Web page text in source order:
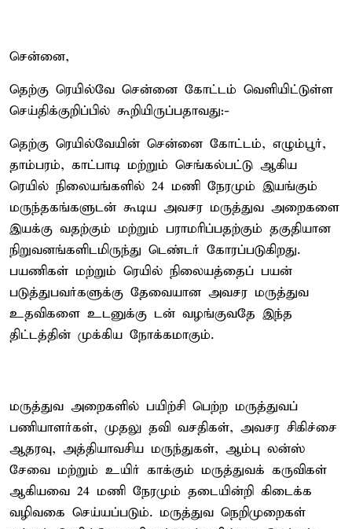
சென்னை,
தெற்கு ரெயில்வே சென்னை கோட்டம் வெளியிட்டுள்ள
செய்திக்குறிப்பில் கூறியிருப்பதாவது:-
தெற்கு ரெயில்வேயின் சென்னை கோட்டம், எழும்பூர்,
தாம்பரம், காட்பாடி மற்றும் செங்கல்பட்டு ஆகிய
ரெயில் நிலையங்களில் 24 மணி நேரமும் இயங்கும்
மருந்தகங்களுடன் கூடிய அவசர மருத்துவ அறைகளை
இயக்கு வதற்கும் மற்றும் பராமரிப்பதற்கும் தகுதியான
நிறுவனங்களிடமிருந்து டெண்டர் கோரப்படுகிறது.
பயணிகள் மற்றும் ரெயில் நிலையத்தைப் பயன்
படுத்துபவர்களுக்கு தேவையான அவசர மருத்துவ
உதவிகளை உடனுக்கு டன் வழங்குவதே இந்த
திட்டத்தின் முக்கிய நோக்கமாகும்.
மருத்துவ அறைகளில் பயிற்சி பெற்ற மருத்துவப்
பணியாளர்கள், முதலு தவி வசதிகள், அவசர சிகிச்சை
ஆதரவு, அத்தியாவசிய மருந்துகள், ஆம்பு லன்ஸ்
சேவை மற்றும் உயிர் காக்கும் மருத்துவக் கருவிகள்
ஆகியவை 24 மணி நேரமும் தடையின்றி கிடைக்க
வழிவகை செய்யப்படும். மருத்துவ நெறிமுறைகள்